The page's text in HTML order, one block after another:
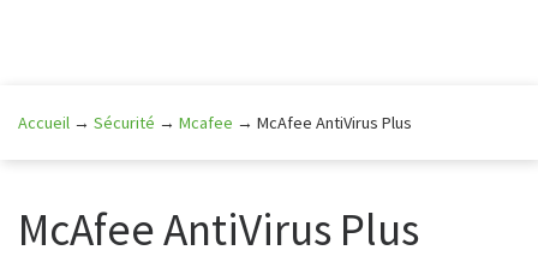
contenu
Accueil → Sécurité → Mcafee → McAfee AntiVirus Plus
McAfee AntiVirus Plus